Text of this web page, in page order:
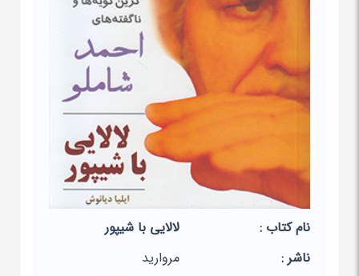
نام کتاب :
لالایی با شیپور
ناشر :
مروارید